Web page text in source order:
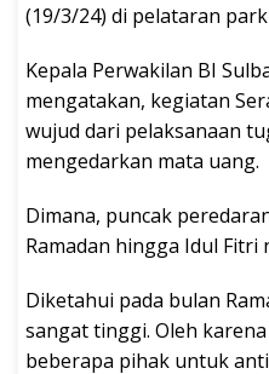
(19/3/24) di pelataran
Kepala Perwakilan BI
mengatakan, kegiatan
wujud dari pelaksanaan
mengedarkan mata uang.
Dimana, puncak
Ramadan hingga Idul Fitri
Diketahui pada bulan
sangat tinggi. Oleh
beberapa pihak untuk